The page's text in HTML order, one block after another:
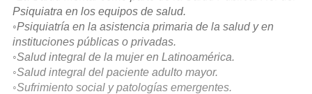
Psiquiatra en los equipos de salud.
◦Psiquiatría en la asistencia primaria de la salud y en
instituciones públicas o privadas.
◦Salud integral de la mujer en Latinoamérica.
◦Salud integral del paciente adulto mayor.
◦Sufrimiento social y patologías emergentes.